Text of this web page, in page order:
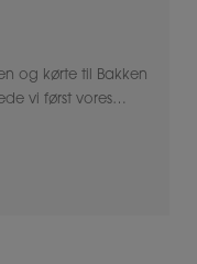
og kørte til Bakken
vi først vores…